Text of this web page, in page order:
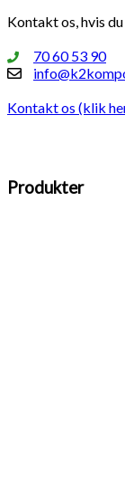
Kontakt os, hvis
70 60 53 90
Kontakt os (klik
Produkter